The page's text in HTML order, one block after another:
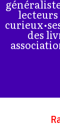
des